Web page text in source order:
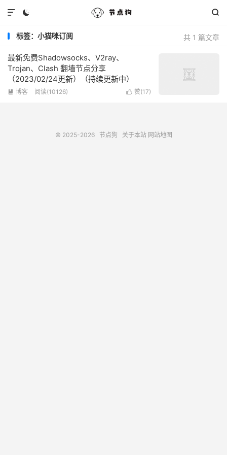
 

共 1 篇文章
标签：小猫咪订阅
最新免费Shadowsocks、V2ray、
Trojan、Clash 翻墙节点分享
（2023/02/24更新）（持续更新中）
 赞(17)
 博客 阅读(10126)
© 2025-2026 节点狗 关于本站 网站地图